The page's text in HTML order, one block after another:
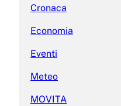
Cronaca
Economia
Eventi
Meteo
MOVITA